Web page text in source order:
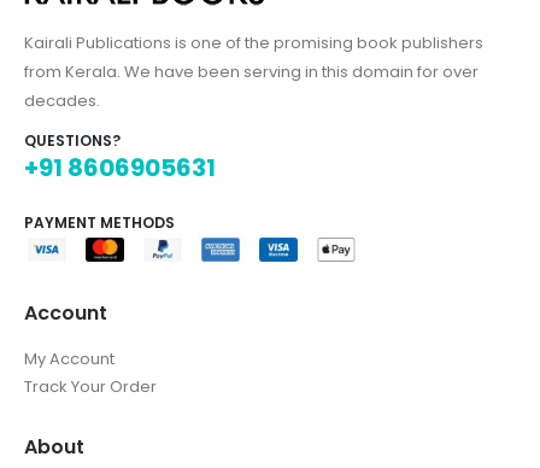
Kairali Publications is one of the promising book publishers
from Kerala. We have been serving in this domain for over
decades.
QUESTIONS?
+91 8606905631
PAYMENT METHODS
Account
My Account
Track Your Order
About